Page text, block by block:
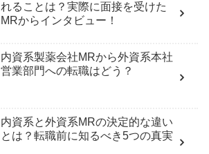
れることは？実際に面接を受けた
MRからインタビュー！
内資系製薬会社MRから外資系本社
営業部門への転職はどう？
内資系と外資系MRの決定的な違い
とは？転職前に知るべき5つの真実